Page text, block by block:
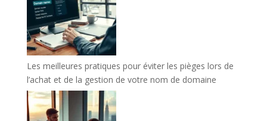
Les meilleures pratiques pour éviter les pièges lors de
l’achat et de la gestion de votre nom de domaine